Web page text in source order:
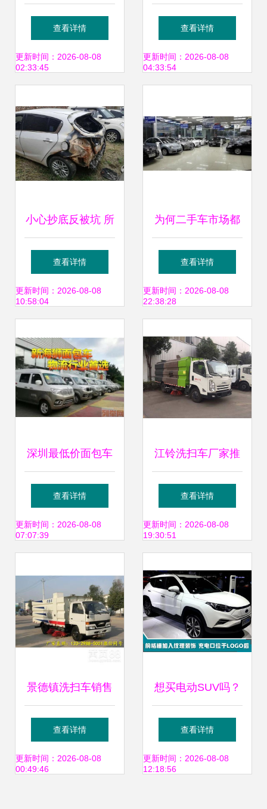
的“新车池” 那些没
开多久的“准新
查看详情
更新时间：2026-08-08
02:33:45
更喜欢送贴膜服务
你可能会赚，但他
查看详情
更新时间：2026-08-08
04:33:54
小心抄底反被坑 所
谓的“准新车”能不
能买？
查看详情
更新时间：2026-08-08
10:58:04
为何二手车市场都
是没开多久的
查看详情
更新时间：2026-08-08
22:38:28
深圳最低价面包车
无社保要求，轻松
开回深圳牌！
查看详情
更新时间：2026-08-08
07:07:39
江铃洗扫车厂家推
荐车型与市场报价
解析
查看详情
更新时间：2026-08-08
19:30:51
景德镇洗扫车销售
服务热线及选购指
南
查看详情
更新时间：2026-08-08
00:49:46
想买电动SUV吗？
这款新车续航
530km，价格仅13
查看详情
更新时间：2026-08-08
12:18:56